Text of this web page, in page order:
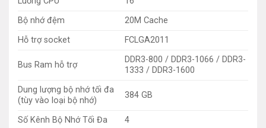
Bộ nhớ đệm
20M Cache
Hỗ trợ socket
FCLGA2011
Bus Ram hỗ trợ
DDR3-800 / DDR3-1066 / DDR3-
1333 / DDR3-1600
Dung lượng bộ nhớ tối đa
(tùy vào loại bộ nhớ)
384 GB
Số Kênh Bộ Nhớ Tối Đa
4